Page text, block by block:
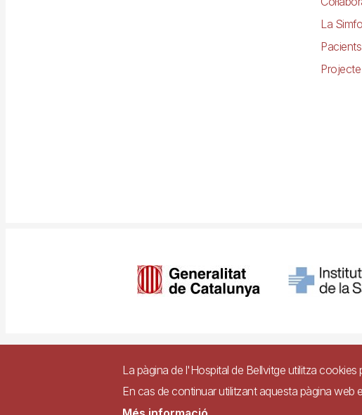
La
de
La pàgina de l'Hospital de Bellvitge utilitza cookies
En cas de continuar utilitzant aquesta pàgina web